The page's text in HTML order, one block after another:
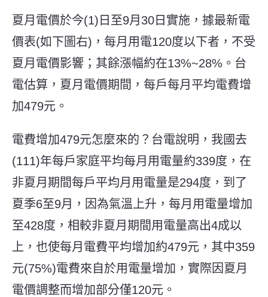
夏月電價於今(1)日至9月30日實施，據最新電
價表(如下圖右)，每月用電120度以下者，不受
夏月電價影響；其餘漲幅約在13%~28%。台
電估算，夏月電價期間，每戶每月平均電費增
加479元。
電費增加479元怎麼來的？台電說明，我國去
(111)年每戶家庭平均每月用電量約339度，在
非夏月期間每戶平均月用電量是294度，到了
夏季6至9月，因為氣溫上升，每月用電量增加
至428度，相較非夏月期間用電量高出4成以
上，也使每月電費平均增加約479元，其中359
元(75%)電費來自於用電量增加，實際因夏月
電價調整而增加部分僅120元。